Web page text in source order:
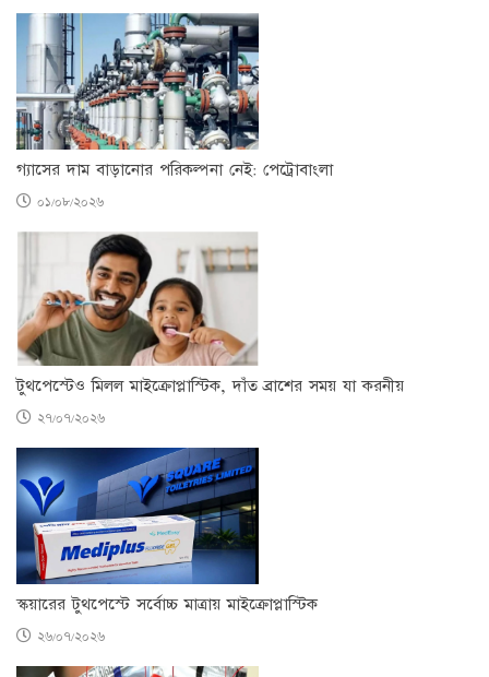
গ্যাসের দাম বাড়ানোর পরিকল্পনা নেই: পেট্রোবাংলা
০১/০৮/২০২৬
টুথপেস্টেও মিলল মাইক্রোপ্লাস্টিক, দাঁত ব্রাশের সময় যা করনীয়
২৭/০৭/২০২৬
স্কয়ারের টুথপেস্টে সর্বোচ্চ মাত্রায় মাইক্রোপ্লাস্টিক
২৬/০৭/২০২৬